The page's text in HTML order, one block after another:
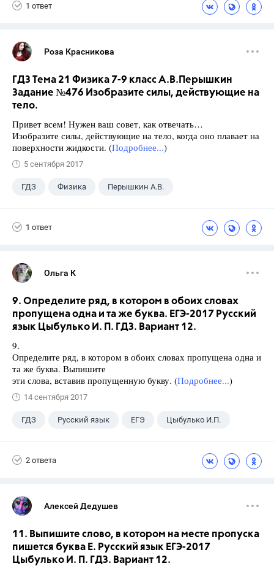
1 ответ
Роза Красникова
ГДЗ Тема 21 Физика 7-9 класс А.В.Перышкин
Задание №476 Изобразите силы, действующие на
тело.
Привет всем! Нужен ваш совет, как отвечать…
Изобразите силы, действующие на тело, когда оно плавает на
поверхности жидкости. (Подробнее...)
5 сентября 2017
ГДЗ Физика Перышкин А.В.
1 ответ
Ольга К
9. Определите ряд, в котором в обоих словах
пропущена одна и та же буква. ЕГЭ-2017 Русский
язык Цыбулько И. П. ГДЗ. Вариант 12.
9.
Определите ряд, в котором в обоих словах пропущена одна и
та же буква. Выпишите
эти слова, вставив пропущенную букву. (Подробнее...)
14 сентября 2017
ГДЗ Русский язык ЕГЭ Цыбулько И.П.
2 ответа
Алексей Дедушев
11. Выпишите слово, в котором на месте пропуска
пишется буква Е. Русский язык ЕГЭ-2017
Цыбулько И. П. ГДЗ. Вариант 12.